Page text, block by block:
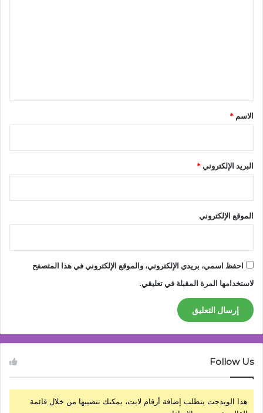
*
الاسم *
البريد الإلكتروني*
الموقع الإلكتروني
احفظ اسمي، بريدي الإلكتروني، والموقع الإلكتروني في هذا المتصفح
لاستخدامها المرة المقبلة في تعليقي.
Follow Us
هذا الويدجت يتطلب إضافة أرقام لايت، يمكنك تنصيبها من خلال قائمة